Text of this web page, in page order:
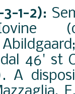
3-1-2):
46' st
A